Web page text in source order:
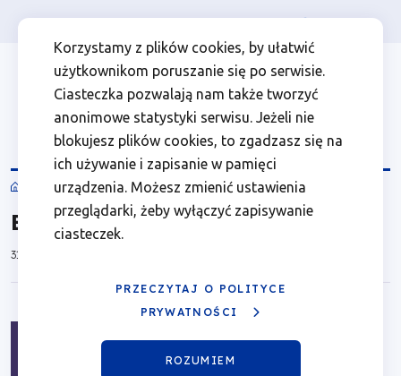
Korzystamy z plików cookies, by ułatwić
użytkownikom poruszanie się po serwisie.
Ciasteczka pozwalają nam także tworzyć
anonimowe statystyki serwisu. Jeżeli nie
blokujesz plików cookies, to zgadzasz się na
ich używanie i zapisanie w pamięci
urządzenia. Możesz zmienić ustawienia
przeglądarki, żeby wyłączyć zapisywanie
ciasteczek.
PRZECZYTAJ O POLITYCE
PRYWATNOŚCI
ROZUMIEM
Biuletyn
XVIII
WROT
Fundusze
Europejskie
Wielkopolski
Przejdź
głównej
nawigacji
Przejdź
wyszukiwarki
Przejdź
zawartości
strony
Przejdź
stopki
Menu
Header
Top
Osoba prywatna Firma
Menu
top
left
Ścieżka
nawigacyjna
WROT
Biuletyn XVIII WROT
31.12.2022